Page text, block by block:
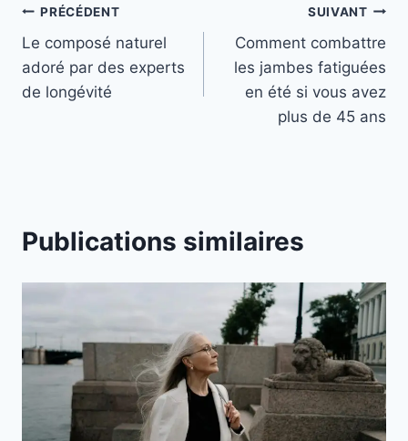
Navigation
de
l’article
PRÉCÉDENT
Le composé naturel
adoré par des experts
de longévité
SUIVANT
Comment combattre
les jambes fatiguées
en été si vous avez
plus de 45 ans
Publications similaires